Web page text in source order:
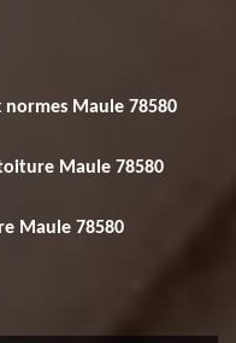
Maule 78580
Maule 78580
Maule 78580